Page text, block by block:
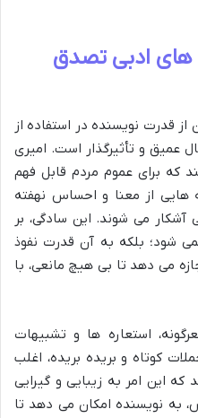
های ادبی تصدق
از قدرت نویسنده در استفاده از
عمیق و تأثیرگذار است. امیری
که برای عموم مردم قابل فهم
هایی از معنا و احساس نهفته
می شوند. این سادگی، بر
شود؛ بلکه به آن قدرت نفوذ
می دهد تا بی هیچ مانعی، با
استعاره ها و تشبیهات
کوتاه و بریده بریده، اغلب
این امر به زیبایی و گیرایی
به نویسنده امکان می دهد تا